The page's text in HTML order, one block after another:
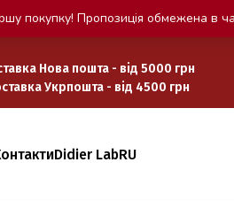
Нова пошта - від 5000 грн
Укрпошта - від 4500 грн
Didier LabRU
покупку! Пропозиція обмежена в